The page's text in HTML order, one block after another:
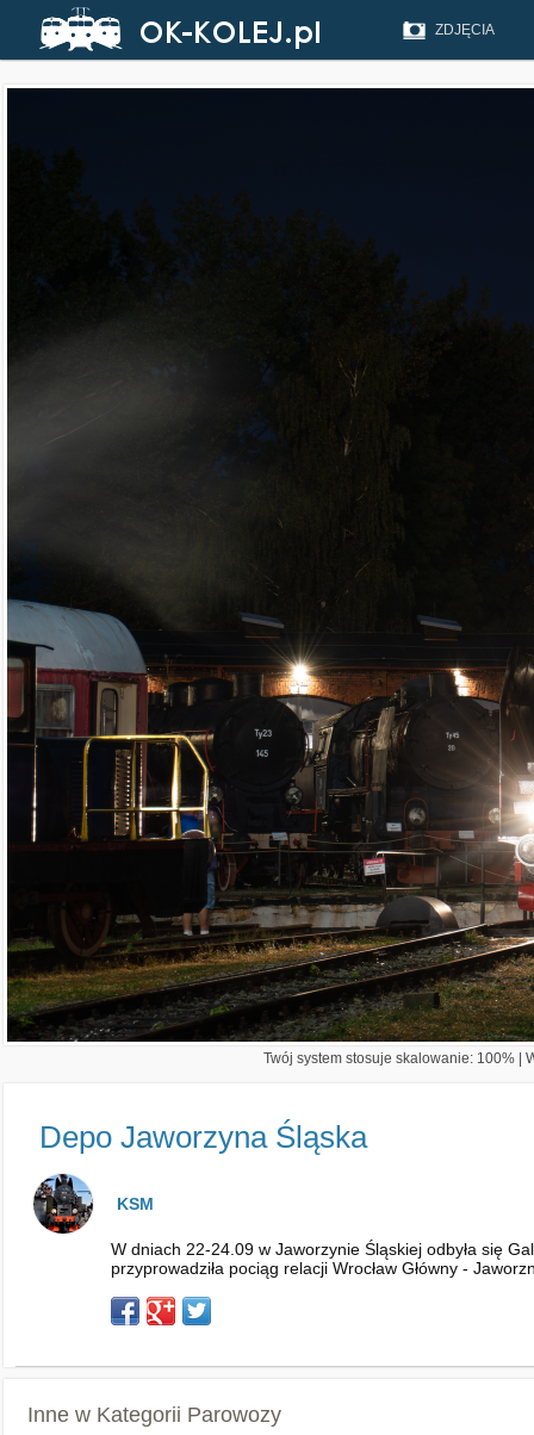
ZDJĘCIA
Twój system stosuje skalowanie: 100% |
Depo Jaworzyna Śląska
KSM
W dniach 22-24.09 w Jaworzynie Śląskiej odbyła się
przyprowadziła pociąg relacji Wrocław Główny -
Inne w Kategorii Parowozy